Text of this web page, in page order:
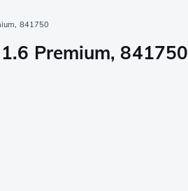
841750
Premium, 841750